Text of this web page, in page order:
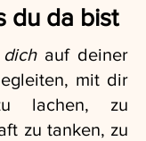
du da bist
dich auf deiner
mit dir
lachen, zu
zu tanken, zu